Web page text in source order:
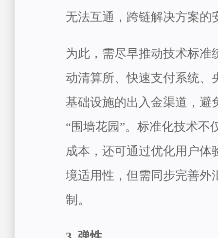
无法互通，跨链解决方案的
为此，需尽早推动技术标准
动清算所、快速支付系统、
基础设施的出入金渠道，避
“围墙花园”。标准化技术不
成本，还可通过优化用户体
境适用性，但需同步完善外
制。